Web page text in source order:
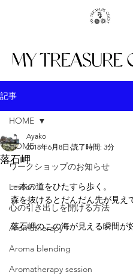
記事
HOME
ワークショップのお知らせ
Lesson
心の引き出しを開ける方法
Aromatherapy
Aroma blending
Aromatherapy session
HOME
落石岬
Ayako
2018年6月8日 読了時間: 3分
一本の道をひたすら歩く。
森を抜けるとだんだん先が見え
落石岬のこの海が見える瞬間が